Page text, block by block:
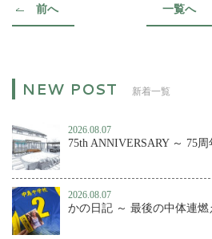
前へ 一覧へ
新着一覧
2026.08.07
75th ANNIVERSARY ～ 75
2026.08.07
かの日記 ～ 最後の中体連燃